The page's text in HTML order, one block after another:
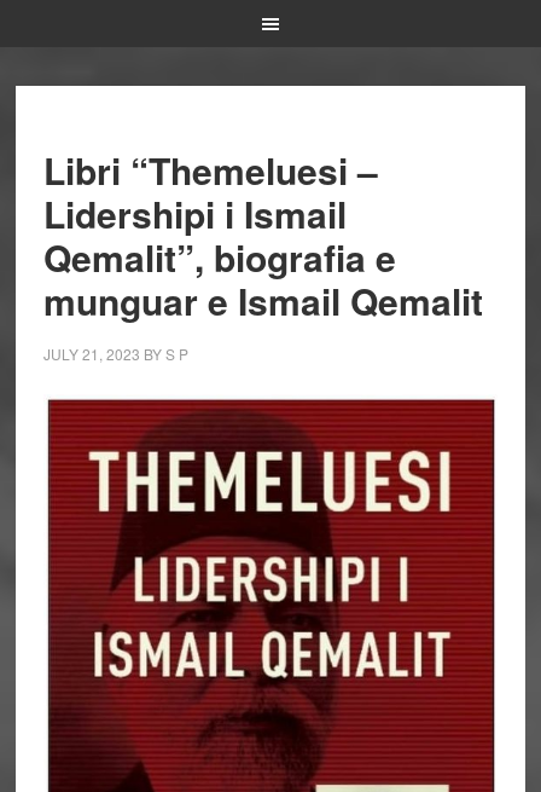
Libri “Themeluesi –
Lidershipi i Ismail
Qemalit”, biografia e
munguar e Ismail Qemalit
JULY 21, 2023 BYS P